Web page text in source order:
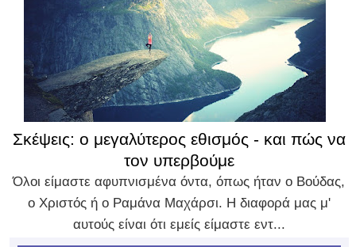
Σκέψεις: ο μεγαλύτερος εθισμός - και πώς να
τον υπερβούμε
Όλοι είμαστε αφυπνισμένα όντα, όπως ήταν ο Βούδας,
ο Χριστός ή ο Ραμάνα Μαχάρσι. Η διαφορά μας μ'
αυτούς είναι ότι εμείς είμαστε εντ...